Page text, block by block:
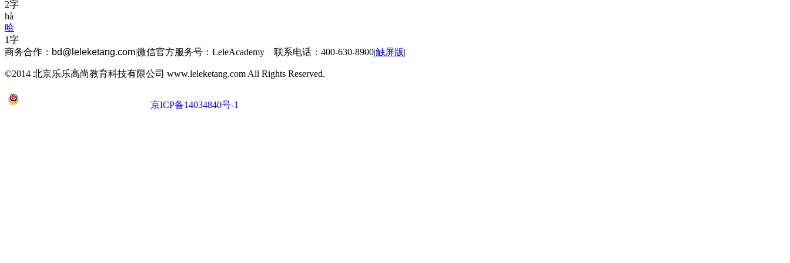
2字
hà
哈
1字
商务合作： bd@leleketang.com|微信官方服务号：LeleAcademy 联系电话：400-630-8900|触屏版|
©2014 北京乐乐高尚教育科技有限公司 www.leleketang.com All Rights Reserved.
京ICP备14034840号-1